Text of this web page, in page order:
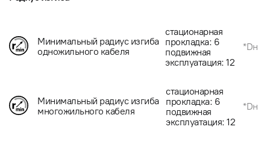
Минимальный радиус изгиба
одножильного кабеля
стационарная
прокладка: 6
подвижная
эксплуатация: 12
*Dн
Минимальный радиус изгиба
многожильного кабеля
стационарная
прокладка: 6
подвижная
эксплуатация: 12
*Dн